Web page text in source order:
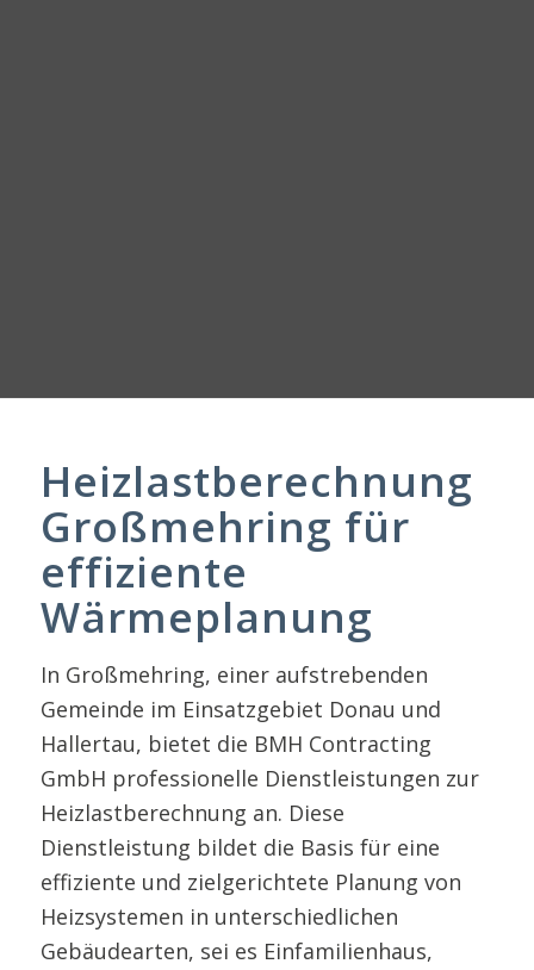
Heizlastberechnung
Großmehring für
effiziente
Wärmeplanung
In Großmehring, einer aufstrebenden
Gemeinde im Einsatzgebiet Donau und
Hallertau, bietet die BMH Contracting
GmbH professionelle Dienstleistungen zur
Heizlastberechnung an. Diese
Dienstleistung bildet die Basis für eine
effiziente und zielgerichtete Planung von
Heizsystemen in unterschiedlichen
Gebäudearten, sei es Einfamilienhaus,